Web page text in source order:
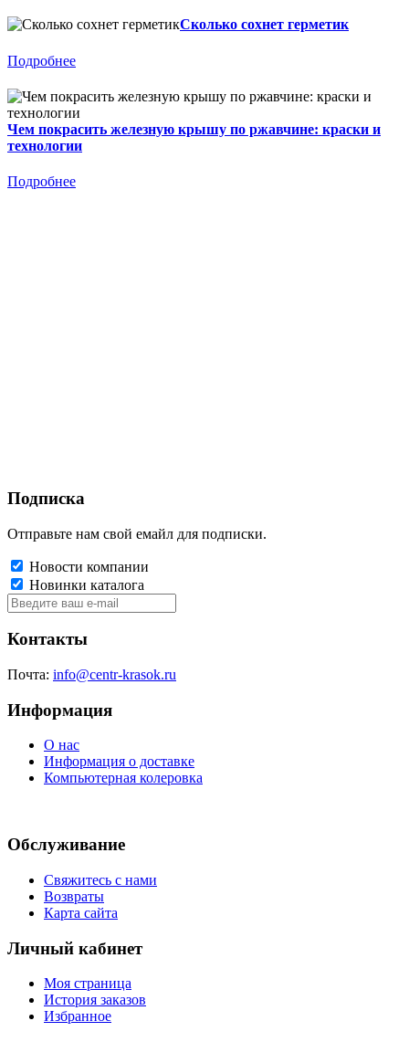
Сколько сохнет герметик
Подробнее
Чем покрасить железную крышу по ржавчине: краски и
технологии
Подробнее
Подписка
Отправьте нам свой емайл для подписки.
Новости компании
Новинки каталога
Контакты
Почта: info@centr-krasok.ru
Информация
О нас
Информация о доставке
Компьютерная колеровка
Обслуживание
Свяжитесь с нами
Возвраты
Карта сайта
Личный кабинет
Моя страница
История заказов
Избранное